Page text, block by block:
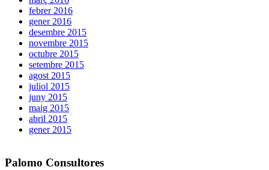
febrer 2016
gener 2016
desembre 2015
novembre 2015
octubre 2015
setembre 2015
agost 2015
juliol 2015
juny 2015
maig 2015
abril 2015
gener 2015
Palomo Consultores